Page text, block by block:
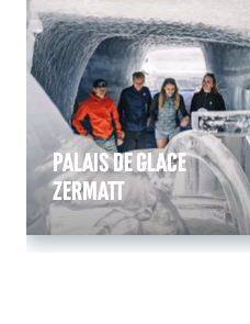
Palais de glace
Zermatt